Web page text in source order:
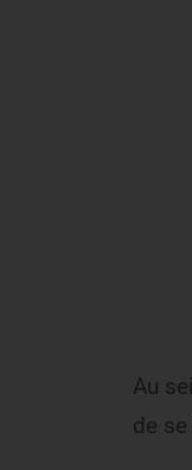
Au
de